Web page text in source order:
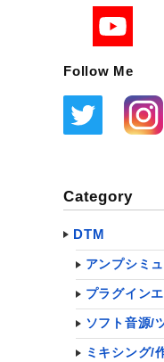
Follow Me
Category
DTM
アンプシミ
プラグイン
ソフト音源/
ミキシング/